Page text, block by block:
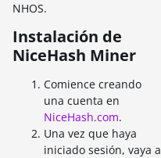
NHOS.
Instalación de
NiceHash Miner
Comience creando
una cuenta en
NiceHash.com.
Una vez que haya
iniciado sesión, vaya a